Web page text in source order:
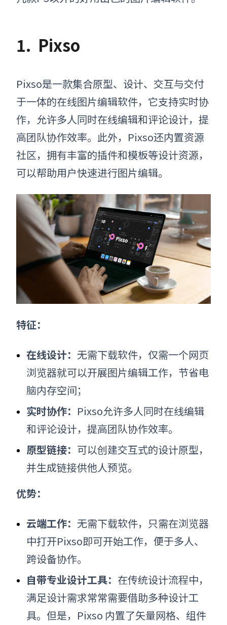
1. Pixso
Pixso是一款集合原型、设计、交互与交付
于一体的在线图片编辑软件，它支持实时协
作，允许多人同时在线编辑和评论设计，提
高团队协作效率。此外，Pixso还内置资源
社区，拥有丰富的插件和模板等设计资源，
可以帮助用户快速进行图片编辑。
特征：
在线设计： 无需下载软件，仅需一个网页
浏览器就可以开展图片编辑工作，节省电
脑内存空间；
实时协作： Pixso允许多人同时在线编辑
和评论设计，提高团队协作效率。
原型链接： 可以创建交互式的设计原型，
并生成链接供他人预览。
优势：
云端工作： 无需下载软件，只需在浏览器
中打开Pixso即可开始工作，便于多人、
跨设备协作。
自带专业设计工具： 在传统设计流程中，
满足设计需求常常需要借助多种设计工
具。但是，Pixso 内置了矢量网格、组件